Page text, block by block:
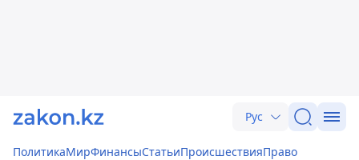
Рус
ПолитикаМирФинансыСтатьиПроисшествияПраво